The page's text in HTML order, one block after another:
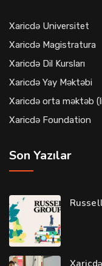
Xaricdə Universitet
Xaricdə Magistratura
Xaricdə Dil Kursları
Xaricdə Yay Məktəbi
Xaricdə orta məktəb
Xaricdə Foundation
Son Yazılar